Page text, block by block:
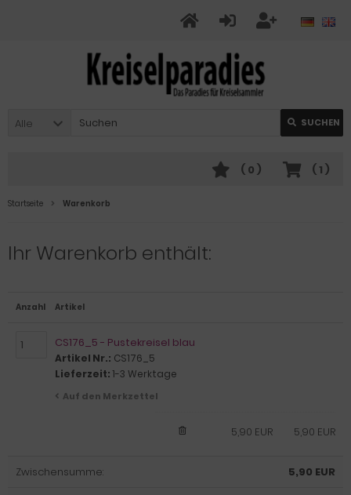
Alle SUCHEN
( 1 )
( 0 )
Startseite Warenkorb
Ihr Warenkorb enthält:
Anzahl Artikel
CS176_5 - Pustekreisel blau
Artikel Nr.: CS176_5
Lieferzeit: 1-3 Werktage
Auf den Merkzettel
5,90 EUR
5,90 EUR
Zwischensumme: 5,90 EUR